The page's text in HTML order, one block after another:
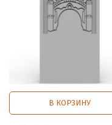
В КОРЗИНУ